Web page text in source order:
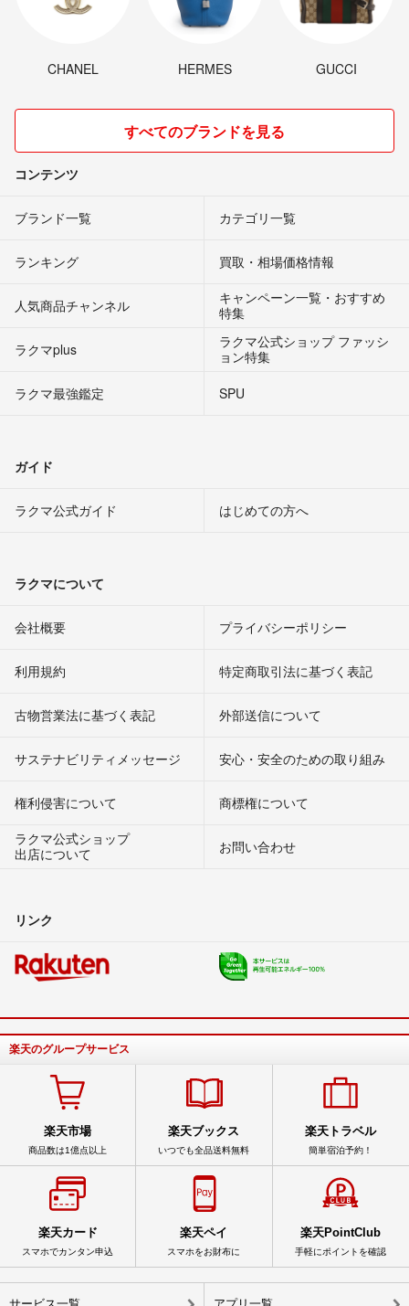
CHANEL HERMES GUCCI
すべてのブランドを見る
コンテンツ
ブランド一覧 カテゴリ一覧
ランキング 買取・相場価格情報
人気商品チャンネル
キャンペーン一覧・おすすめ
特集
ラクマplus
ラクマ公式ショップ ファッシ
ョン特集
ラクマ最強鑑定
SPU
ガイド
ラクマ公式ガイド はじめての方へ
ラクマについて
会社概要 プライバシーポリシー
利用規約 特定商取引法に基づく表記
古物営業法に基づく表記 外部送信について
サステナビリティメッセージ 安心・安全のための取り組み
権利侵害について
商標権について
ラクマ公式ショップ
出店について
お問い合わせ
リンク
楽天のグループサービス
楽天市場
商品数は1億点以上
楽天ブックス
いつでも全品送料無料
楽天トラベル
簡単宿泊予約！
楽天カード
スマホでカンタン申込
楽天ペイ
スマホをお財布に
楽天PointClub
手軽にポイントを確認